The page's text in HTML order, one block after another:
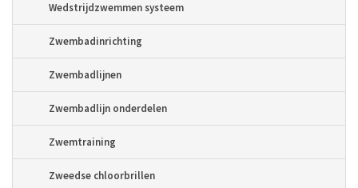
Wedstrijdzwemmen systeem
Zwembadinrichting
Zwembadlijnen
Zwembadlijn onderdelen
Zwemtraining
Zweedse chloorbrillen